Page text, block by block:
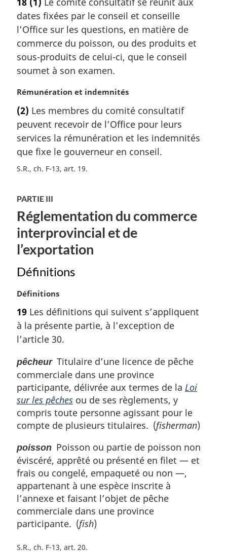
i
n
a
l
e
:
t
e
m
r
g
i
a
l
e
:
dates fixées par le conseil et conseille
l’Office sur les questions, en matière de
commerce du poisson, ou des produits et
sous-produits de celui-ci, que le conseil
soumet à son examen.
N
t
e
m
a
g
a
l
e
:
Rémunération et indemnités
(2) Les membres du comité consultatif
peuvent recevoir de l’Office pour leurs
services la rémunération et les indemnités
que fixe le gouverneur en conseil.
S.R., ch. F-13, art. 19
PARTIE III
Réglementation du commerce
interprovincial et de
l’exportation
Définitions
N
t
e
m
r
g
n
a
l
e
Définitions
19 Les définitions qui suivent s’appliquent
à la présente partie, à l’exception de
l’article 30.
pêcheurTitulaire d’une licence de pêche
commerciale dans une province
participante, délivrée aux termes de la Loi
sur les pêches ou de ses règlements, y
compris toute personne agissant pour le
compte de plusieurs titulaires. (fisherman)
poisson Poisson ou partie de poisson non
éviscéré, apprêté ou présenté en filet — et
frais ou congelé, empaqueté ou non —,
appartenant à une espèce inscrite à
l’annexe et faisant l’objet de pêche
commerciale dans une province
participante. (fish)
S.R., ch. F-13, art. 20